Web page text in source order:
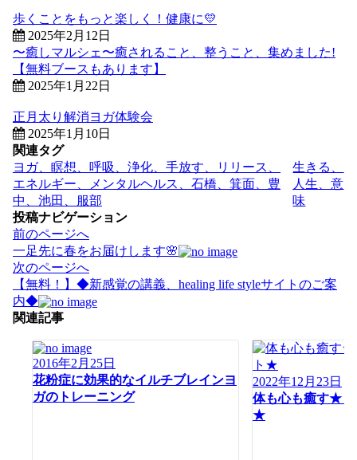
歩くことをもっと楽しく！健康に💛
2025年2月12日
〜癒しマルシェ〜癒されること、整うこと、集めました!
【無料ブースもあります】
2025年1月22日
正月太り解消ヨガ体験会
2025年1月10日
関連タグ
ヨガ、瞑想、呼吸、浄化、手放す、リリース、
エネルギー、メンタルヘルス、石橋、箕面、豊
中、池田、服部
生きる、
人生、意
味
投稿ナビゲーション
前のページへ
一足先に春をお届けします🌸
次のページへ
【無料！】◆新感覚の講義、healing life styleサイトのご案
内◆
関連記事
2016年2月25日
花粉症に効果的なイルチブレインヨ
ガのトレーニング
2022年12月23日
体も心も癒す★ヒ
★